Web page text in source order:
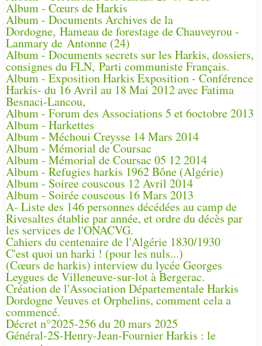
Album - Cœurs de Harkis
Album - Documents Archives de la
Dordogne, Hameau de forestage de Chauveyrou -
Lanmary de Antonne (24)
Album - Documents secrets sur les Harkis, dossiers,
consignes du FLN, Parti communiste Français.
Album - Exposition Harkis Exposition - Conférence
Harkis- du 16 Avril au 18 Mai 2012 avec Fatima
Besnaci-Lancou,
Album - Forum des Associations 5 et 6octobre 2013
Album - Harkettes
Album - Méchoui Creysse 14 Mars 2014
Album - Mémorial de Coursac
Album - Mémorial de Coursac 05 12 2014
Album - Refugies harkis 1962 Bône (Algérie)
Album - Soiree couscous 12 Avril 2014
Album - Soirée couscous 16 Mars 2013
A- Liste des 146 personnes décédées au camp de
Rivesaltes établie par année, et ordre du décès par
les services de l'ONACVG.
Cahiers du centenaire de l'Algérie 1830/1930
C'est quoi un harki ! (pour les nuls...)
(Cœurs de harkis) interview du lycée Georges
Leygues de Villeneuve-sur-lot à Bergerac.
Création de l'Association Départementale Harkis
Dordogne Veuves et Orphelins, comment cela a
commencé.
Décret n°2025-256 du 20 mars 2025
Général-2S-Henry-Jean-Fournier Harkis : le